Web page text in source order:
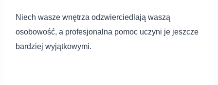
Niech wasze wnętrza odzwierciedlają waszą
osobowość, a profesjonalna pomoc uczyni je jeszcze
bardziej wyjątkowymi.